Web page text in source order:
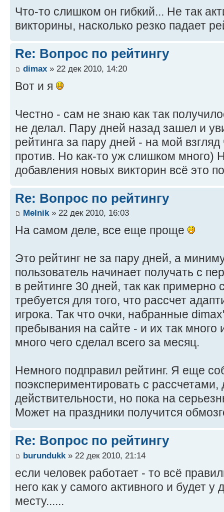
Что-то слишком он гибкий... Не так
викторины, насколько резко падает
Re: Вопрос по рейтингу
dimax » 22 дек 2010, 14:20
Вот и я
Честно - сам не знаю как так
не делал. Пару дней назад зашел и
рейтинга за пару дней - на мой
против. Но как-то уж слишком много)
добавления новых викторин всё это
Re: Вопрос по рейтингу
Melnik» 22 дек 2010, 16:03
На самом деле, все еще проще
Это рейтинг не за пару дней, а
пользователь начинает получать с
в рейтинге 30 дней, так как примерно
требуется для того, что рассчет
игрока. Так что очки, набранные
пребывания на сайте - и их так
много чего сделал всего за месяц.
Немного подправил рейтинг. Я еще
поэкспериментировать с
действительности, но пока на
Может на праздники получится
Re: Вопрос по рейтингу
burundukk » 22 дек 2010, 21:14
если человек работает - то всё
него как у самого активного и будет у
месту......